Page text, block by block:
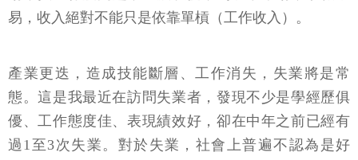
易，收入絕對不能只是依靠單槓（工作收入）。
產業更迭，造成技能斷層、工作消失，失業將是常
態。這是我最近在訪問失業者，發現不少是學經歷俱
優、工作態度佳、表現績效好，卻在中年之前已經有
過1至3次失業。對於失業，社會上普遍不認為是好